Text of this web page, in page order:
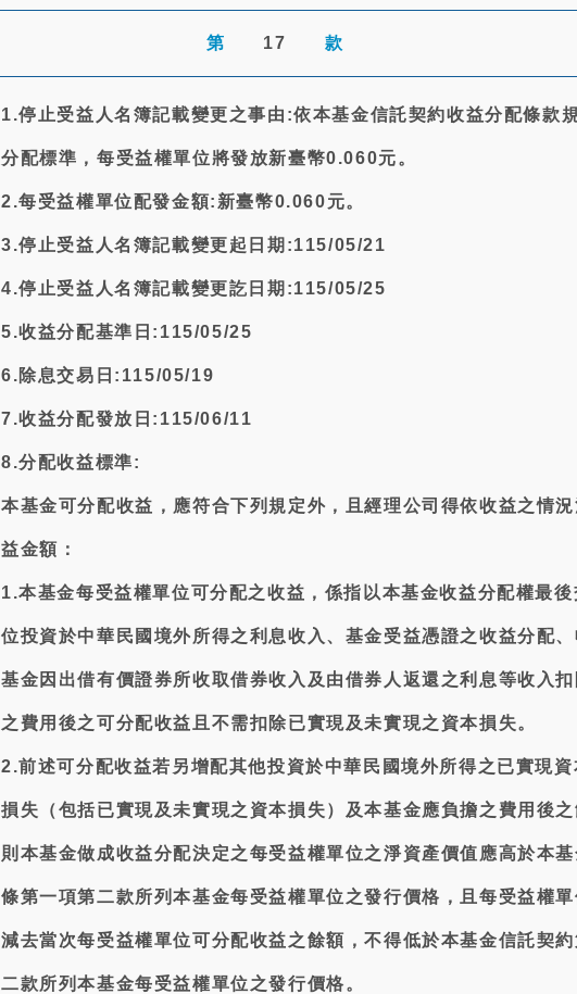
第 17 款
1.停止受益人名簿記載變更之事由:依本基金信託契約收益分配條款
分配標準，每受益權單位將發放新臺幣0.060元。
2.每受益權單位配發金額:新臺幣0.060元。
3.停止受益人名簿記載變更起日期:115/05/21
4.停止受益人名簿記載變更訖日期:115/05/25
5.收益分配基準日:115/05/25
6.除息交易日:115/05/19
7.收益分配發放日:115/06/11
8.分配收益標準:
本基金可分配收益，應符合下列規定外，且經理公司得依收益之情
益金額：
1.本基金每受益權單位可分配之收益，係指以本基金收益分配權最
位投資於中華民國境外所得之利息收入、基金受益憑證之收益分配
基金因出借有價證券所收取借券收入及由借券人返還之利息等收入
之費用後之可分配收益且不需扣除已實現及未實現之資本損失。
2.前述可分配收益若另增配其他投資於中華民國境外所得之已實現
損失（包括已實現及未實現之資本損失）及本基金應負擔之費用後之
則本基金做成收益分配決定之每受益權單位之淨資產價值應高於本
條第一項第二款所列本基金每受益權單位之發行價格，且每受益權
減去當次每受益權單位可分配收益之餘額，不得低於本基金信託契
二款所列本基金每受益權單位之發行價格。